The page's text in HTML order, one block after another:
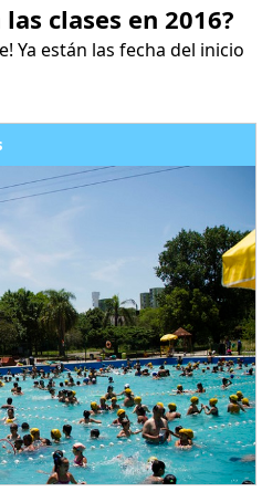
clases en 2016?
Ya están las fecha del inicio